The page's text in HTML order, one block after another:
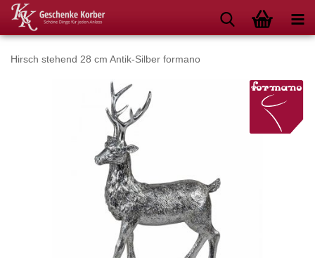
Hirsch stehend 28 cm Antik-Silber formano